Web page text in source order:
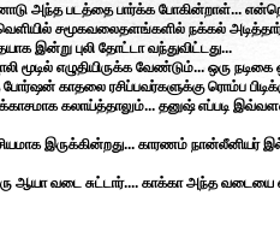
அந்த படத்தை பார்க்க போகின்றாள்...
சமூகவலைதளங்களில் நக்கல்
இன்று புலி தோட்டா வந்துவிட்டது...
எழுதியிருக்க வேண்டும்... ஒரு
காதலை ரசிப்பவர்களுக்கு ரொம்ப
கலாய்த்தாலும்... தனுஷ் எப்படி
இருக்கின்றது... காரணம்
ஆயா வடை சுட்டார்.... காக்கா அந்த